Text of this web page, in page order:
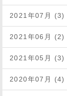
2021年07月 (3)
2021年06月 (2)
2021年05月 (3)
2020年07月 (4)